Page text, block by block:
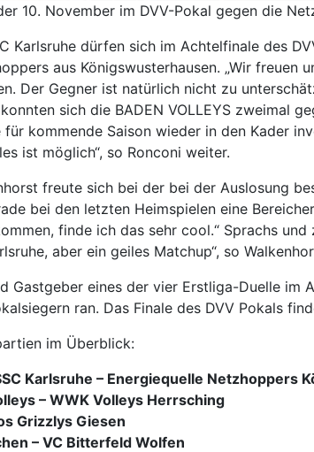
10. November im DVV-Pokal gegen die
Karlsruhe dürfen sich im Achtelfinale des
aus Königswusterhausen. „Wir freuen
Der Gegner ist natürlich nicht zu
sich die BADEN VOLLEYS zweimal
für kommende Saison wieder in den Kader
ist möglich“, so Ronconi weiter.
freute sich bei der bei der Auslosung
bei den letzten Heimspielen eine
finde ich das sehr cool.“ Sprachs
aber ein geiles Matchup“, so
Gastgeber eines der vier Erstliga-Duelle
ran. Das Finale des DVV Pokals
im Überblick:
Karlsruhe – Energiequelle Netzhoppers
– WWK Volleys Herrsching
Grizzlys Giesen
– VC Bitterfeld Wolfen